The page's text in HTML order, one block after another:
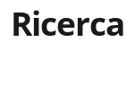
Ricerca